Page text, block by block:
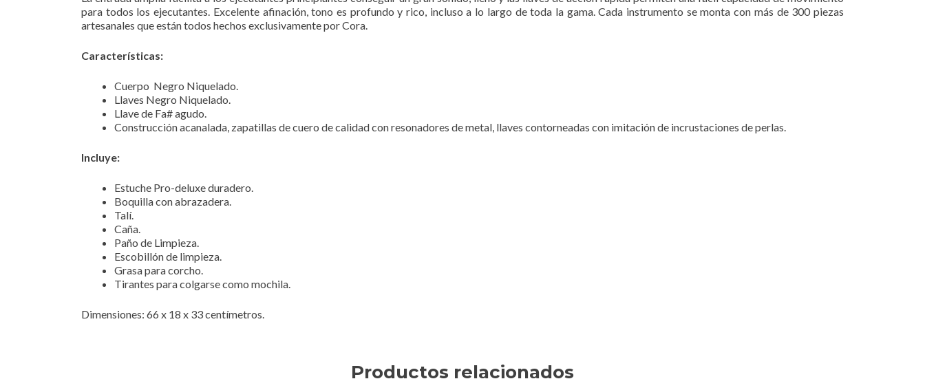
para todos los ejecutantes. Excelente afinación, tono es profundo y rico, incluso a lo largo de toda la gama. Cada instrumento se monta con más de 300 piezas
artesanales que están todos hechos exclusivamente por Cora.
Características:
Cuerpo Negro Niquelado.
Llaves Negro Niquelado.
Llave de Fa# agudo.
Construcción acanalada, zapatillas de cuero de calidad con resonadores de metal, llaves contorneadas con imitación de incrustaciones de perlas.
Incluye:
Estuche Pro-deluxe duradero.
Boquilla con abrazadera.
Talí.
Caña.
Paño de Limpieza.
Escobillón de limpieza.
Grasa para corcho.
Tirantes para colgarse como mochila.
Dimensiones: 66 x 18 x 33 centímetros.
Productos relacionados